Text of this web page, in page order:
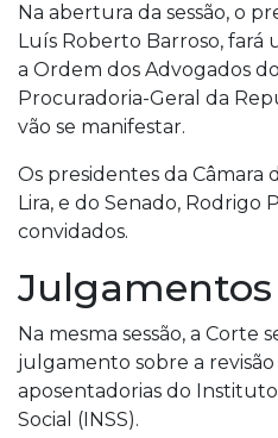
Na abertura da sessão, o
Luís Roberto Barroso, fará
a Ordem dos Advogados
Procuradoria-Geral da
vão se manifestar.
Os presidentes da
Lira, e do Senado, Rodrigo
convidados.
Julgamentos
Na mesma sessão, a Corte
julgamento sobre a
aposentadorias do
Social (INSS).